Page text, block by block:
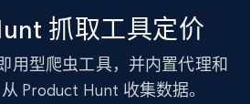
- Collect profile
抓取工具定价
用型爬虫工具，并内置代理和
Product Hunt 收集数据。